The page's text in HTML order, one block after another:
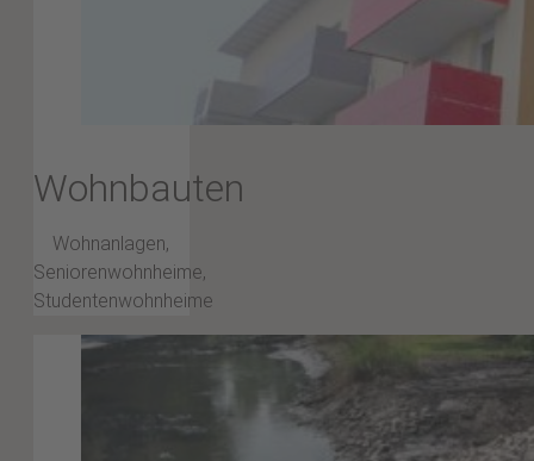
Wohnbauten
Wohnanlagen,
Seniorenwohnheime,
Studentenwohnheime